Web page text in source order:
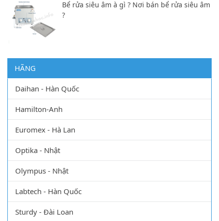
Bể rửa siêu âm à gì ? Nơi bán bể rửa siêu âm
?
HÃNG
Daihan - Hàn Quốc
Hamilton-Anh
Euromex - Hà Lan
Optika - Nhật
Olympus - Nhật
Labtech - Hàn Quốc
Sturdy - Đài Loan